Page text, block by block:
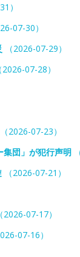
）
07-30）
（2026-07-29）
2026-07-28）
（2026-07-23）
団」が犯行声明
（2026-07-21）
2026-07-17）
07-16）